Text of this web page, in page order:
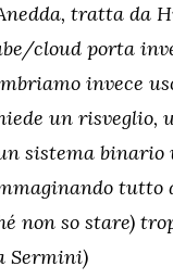
tratta da
cloud porta
invece
un risveglio,
sistema binario
tutto
non so stare)
Sermini)